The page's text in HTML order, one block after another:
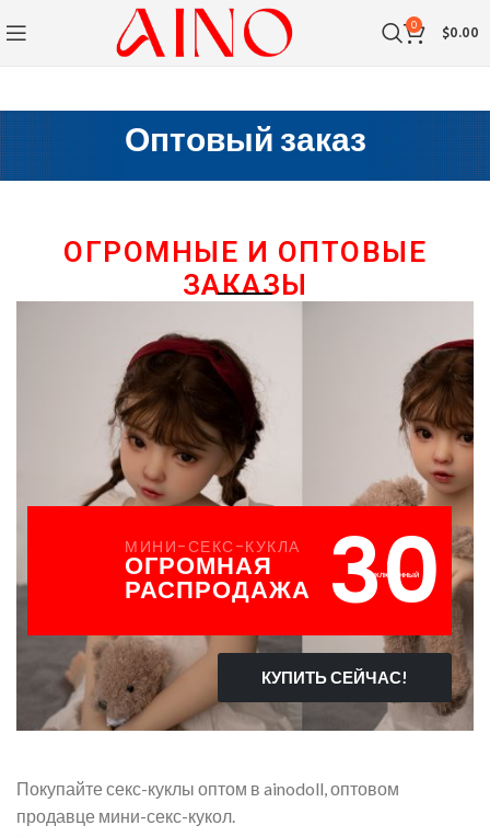
0 $0.00
Оптовый заказ
ОГРОМНЫЕ И ОПТОВЫЕ
ЗАКАЗЫ​
МИНИ-СЕКС-КУКЛА
ОГРОМНАЯ
РАСПРОДАЖА 30
%
ВЫКЛЮЧЕННЫЙ
КУПИТЬ СЕЙЧАС!
Покупайте секс-куклы оптом в ainodoll, оптовом
продавце мини-секс-кукол.